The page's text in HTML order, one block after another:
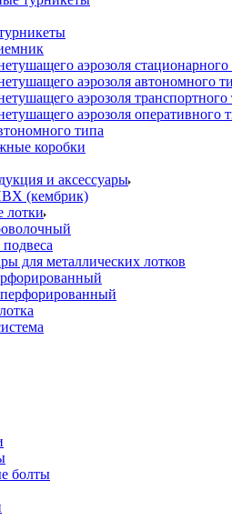
аэрозоля стационарного
аэрозоля автономного
аэрозоля транспортного
аэрозоля оперативного
типа
коробки
и аксессуары
(кембрик)
лотки
для металлических лотков
болты